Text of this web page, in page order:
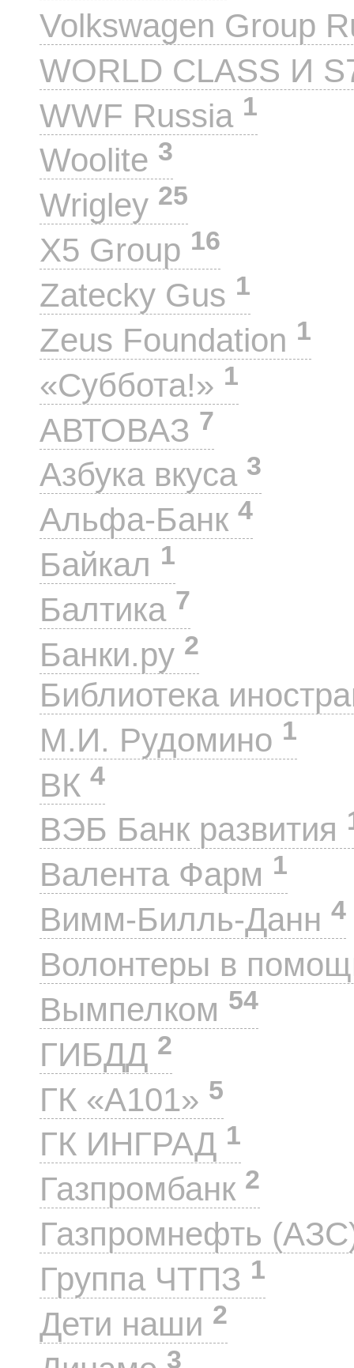
Volkswagen Group
WORLD CLASS И
WWF Russia 1
Woolite 3
Wrigley 25
X5 Group 16
Zatecky Gus 1
Zeus Foundation 1
«Суббота!» 1
АВТОВАЗ 7
Азбука вкуса 3
Альфа-Банк 4
Байкал 1
Балтика 7
Банки.ру 2
Библиотека
М.И. Рудомино 1
ВК 4
ВЭБ Банк развития
Валента Фарм 1
Вимм-Билль-Данн 4
Волонтеры в
Вымпелком 54
ГИБДД 2
ГК «А101» 5
ГК ИНГРАД 1
Газпромбанк 2
Газпромнефть
Группа ЧТПЗ 1
Дети наши 2
3